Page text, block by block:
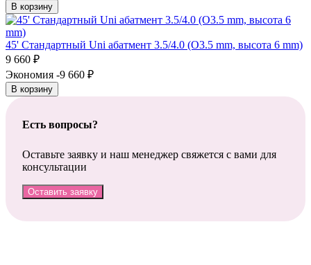
В корзину
45' Стандартный Uni абатмент 3.5/4.0 (O3.5 mm, высота 6 mm)
9 660 ₽
Экономия -9 660 ₽
В корзину
Есть вопросы?
Оставьте заявку и наш менеджер свяжется с вами для
консультации
Оставить заявку